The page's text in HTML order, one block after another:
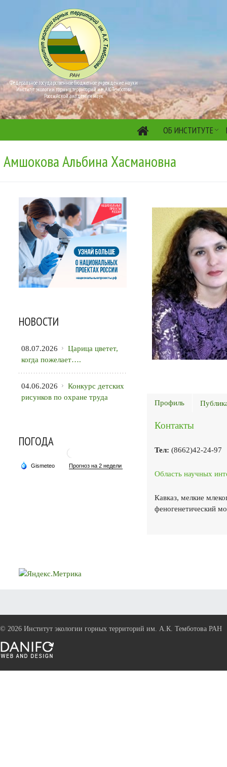
Федеральное государственное бюджетное учреждение науки
Институт экологии горных территорий им. А.К. Темботова
Российской академии наук
ОБ ИНСТИТУТЕ
Амшокова Альбина Хасмановна
НОВОСТИ
08.07.2026
Царица цветет,
когда пожелает….
04.06.2026
Конкурс детских
рисунков по охране труда
ПОГОДА
Профиль
Контакты
Тел: (8662)42-24-97
Область научных
Кавказ, мелкие
феногенетический
© 2026 Институт экологии горных территорий им. А.К. Темботова РАН